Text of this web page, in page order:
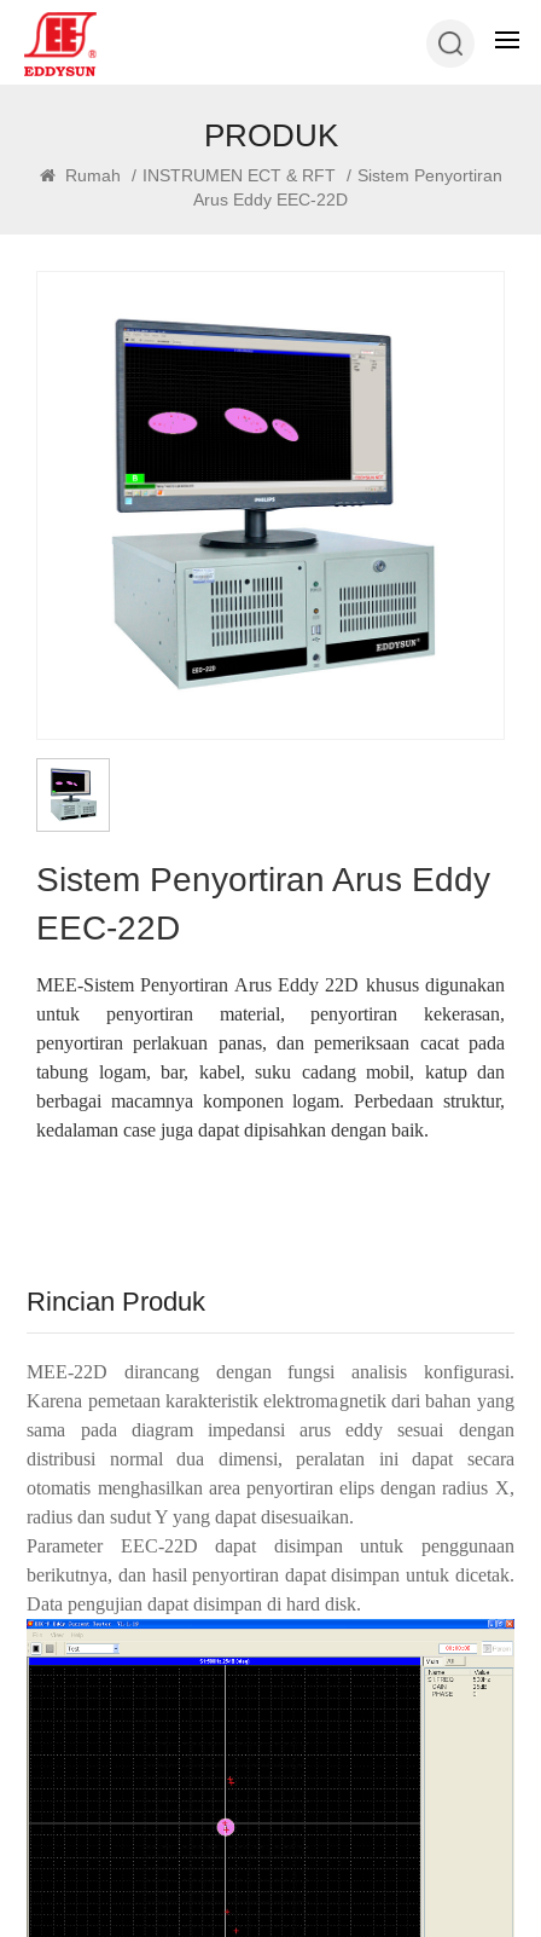
PRODUK
Rumah / INSTRUMEN ECT & RFT / Sistem Penyortiran
Arus Eddy EEC-22D
Sistem Penyortiran Arus Eddy
EEC-22D
MEE-Sistem Penyortiran Arus Eddy 22D khusus digunakan
untuk penyortiran material, penyortiran kekerasan,
penyortiran perlakuan panas, dan pemeriksaan cacat pada
tabung logam, bar, kabel, suku cadang mobil, katup dan
berbagai macamnya komponen logam. Perbedaan struktur,
kedalaman case juga dapat dipisahkan dengan baik.
Rincian Produk
MEE-22D dirancang dengan fungsi analisis konfigurasi.
Karena pemetaan karakteristik elektromagnetik dari bahan yang
sama pada diagram impedansi arus eddy sesuai dengan
distribusi normal dua dimensi, peralatan ini dapat secara
otomatis menghasilkan area penyortiran elips dengan radius X,
radius dan sudut Y yang dapat disesuaikan.
Parameter EEC-22D dapat disimpan untuk penggunaan
berikutnya, dan hasil penyortiran dapat disimpan untuk dicetak.
Data pengujian dapat disimpan di hard disk.